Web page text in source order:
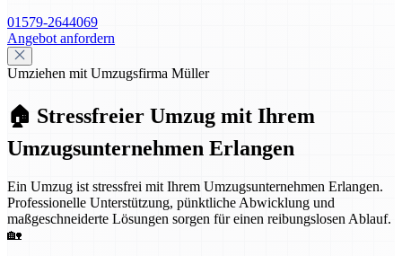
01579-2644069
Angebot anfordern
Umziehen mit Umzugsfirma Müller
🏠 Stressfreier Umzug mit Ihrem
Umzugsunternehmen Erlangen
Ein Umzug ist stressfrei mit Ihrem Umzugsunternehmen Erlangen.
Professionelle Unterstützung, pünktliche Abwicklung und
maßgeschneiderte Lösungen sorgen für einen reibungslosen Ablauf.
🏡